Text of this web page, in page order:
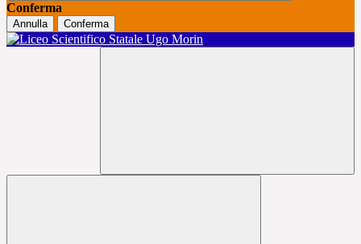
Conferma
Annulla Conferma